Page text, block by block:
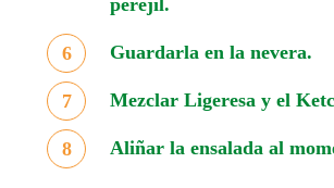
perejil.
Guardarla en la nevera.
Mezclar Ligeresa y el
Aliñar la ensalada al